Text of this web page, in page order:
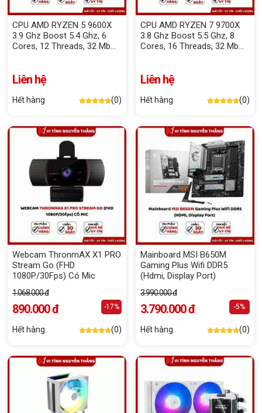
CPU AMD RYZEN 5 9600X
3.9 Ghz Boost 5.4 Ghz, 6
Cores, 12 Threads, 32 Mb
Liên hệ
Hết hàng (0)
CPU AMD RYZEN 7 9700X
3.8 Ghz Boost 5.5 Ghz, 8
Cores, 16 Threads, 32 Mb
Liên hệ
Hết hàng (0)
Webcam ThronmAX X1 PRO
Stream Go (FHD
1080P/30Fps) Có Mic
1.068.000 đ
890.000 đ -17%
Hết hàng (0)
Mainboard MSI B650M
Gaming Plus Wifi DDR5
(Hdmi, Display Port)
3.990.000 đ
3.790.000 đ -5%
Hết hàng (0)